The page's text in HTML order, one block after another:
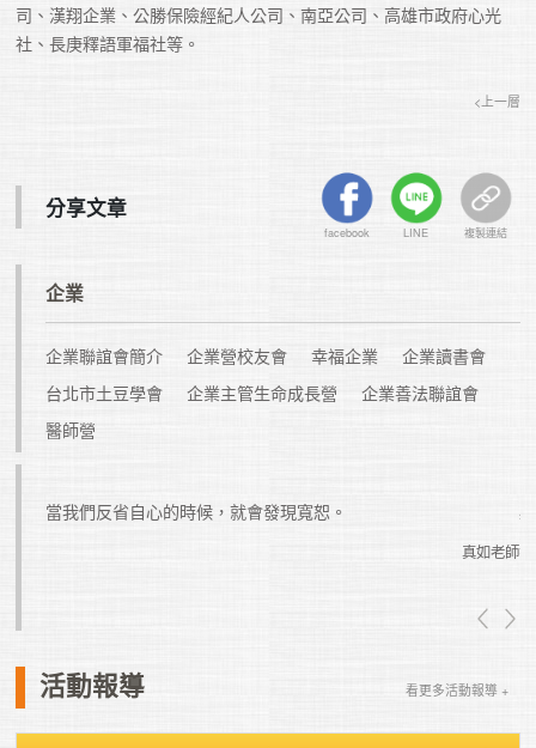
企業
企業聯誼會簡介 企業營校友會 幸福企業
企業讀書會
台北市土豆學會
企業主管生命成長營
企業善法聯誼會
醫師營
分享文章
facebook LINE 複製連結
司、漢翔企業、公勝保險經紀人公司、南亞公司、高雄市政府心光
社、長庚釋語軍福社等。
<上一層
當我們反省自心的時候，就會發現寬恕。
真如老師
活動報導 看更多活動報導 +